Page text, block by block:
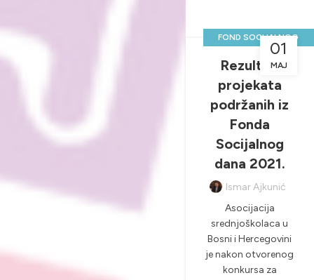
01
MAJ
FOND SOCIJALNOG
NOVOSTI & PROJEKTI
Rezultati
projekata
podržanih iz
Fonda
Socijalnog
dana 2021.
Ismar Ajkunić
Asocijacija
srednjoškolaca u
Bosni i Hercegovini
je nakon otvorenog
konkursa za